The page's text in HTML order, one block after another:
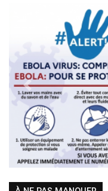
Previous